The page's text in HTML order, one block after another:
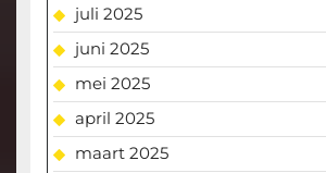
juli 2025
juni 2025
mei 2025
april 2025
maart 2025